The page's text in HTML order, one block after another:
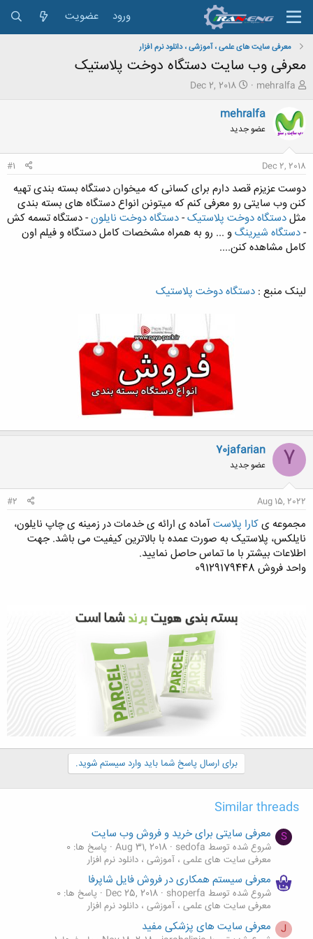
ورود عضویت
معرفی سایت های علمی ، آموزشی ، دانلود نرم افزار
معرفی وب سایت دستگاه دوخت پلاستیک
ش
و
ع
ک
ه
و
ض
و
ع
mehralfa
ت
ر
خ
ع
Dec 2, 2018
mehralfa
عضو جدید
Dec 2, 2018
#1
دوست عزیزم قصد دارم برای کسانی که میخوان دستگاه بسته بندی تهیه
کنن وب سایتی رو معرفی کنم که میتونن انواع دستگاه های بسته بندی
مثلدستگاه دوخت پلاستیک-دستگاه دوخت نایلون- دستگاه تسمه کش
-دستگاه شیرینگو ... رو به همراه مشخصات کامل دستگاه و فیلم اون
کامل مشاهده کنن....
لینک منبع : دستگاه دوخت پلاستیک
7
70jafarian
عضو جدید
Aug 15, 2022
#2
مجموعه یکارا پلاستآماده ی ارائه ی خدمات در زمینه ی چاپ نایلون،
نایلکس، پلاستیک به صورت عمده با بالاترین کیفیت می باشد. جهت
اطلاعات بیشتر با ما تماس حاصل نمایید.
واحد فروش 09129179448
برای ارسال پاسخ شما باید وارد سیستم شوید.
Similar threads
S معرفی سایتی برای خرید و فروش وب سایت
شروع شده توسط sedofa Aug 31, 2018 پاسخ ها: 0
معرفی سایت های علمی ، آموزشی ، دانلود نرم افزار
معرفی سیستم همکاری در فروش فایل شاپرفا
شروع شده توسط shoperfa Dec 25, 2018
پاسخ ها: 0
معرفی سایت های علمی ، آموزشی ، دانلود نرم افزار
J معرفی سایت های پزشکی مفید